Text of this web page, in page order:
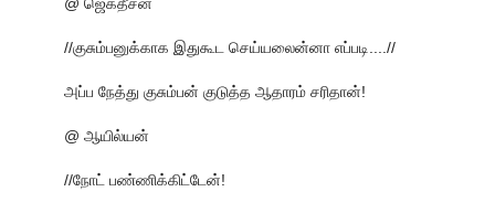
//குசும்பனுக்காக இதுகூட செய்யலைன்னா எப்படி....//
அப்ப நேத்து குசும்பன் குடுத்த ஆதாரம் சரிதான்!
@ ஆயில்யன்
//நோட் பண்ணிக்கிட்டேன்!